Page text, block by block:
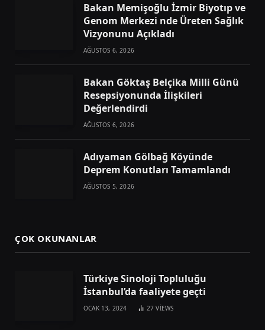
Bakan Memişoğlu İzmir Biyotıp ve
Genom Merkezi nde Üreten Sağlık
Vizyonunu Açıkladı
AĞUSTOS 6, 2026
Bakan Göktaş Belçika Milli Günü
Resepsiyonunda İlişkileri
Değerlendirdi
AĞUSTOS 6, 2026
Adıyaman Gölbağ Köyünde
Deprem Konutları Tamamlandı
AĞUSTOS 5, 2026
ÇOK OKUNANLAR
Türkiye Sinoloji Topluluğu
İstanbul’da faaliyete geçti
OCAK 13, 2024 27VIEWS